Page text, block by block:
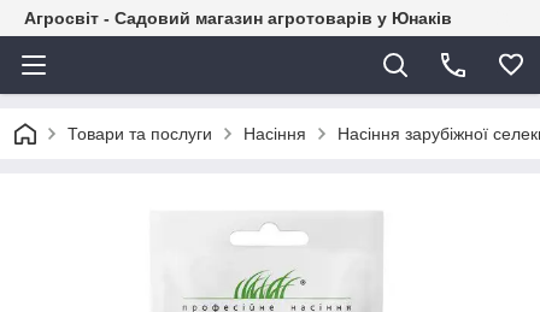
Агросвіт - Садовий магазин агротоварів у Юнаків
Товари та послуги Насіння Насіння зарубіжної